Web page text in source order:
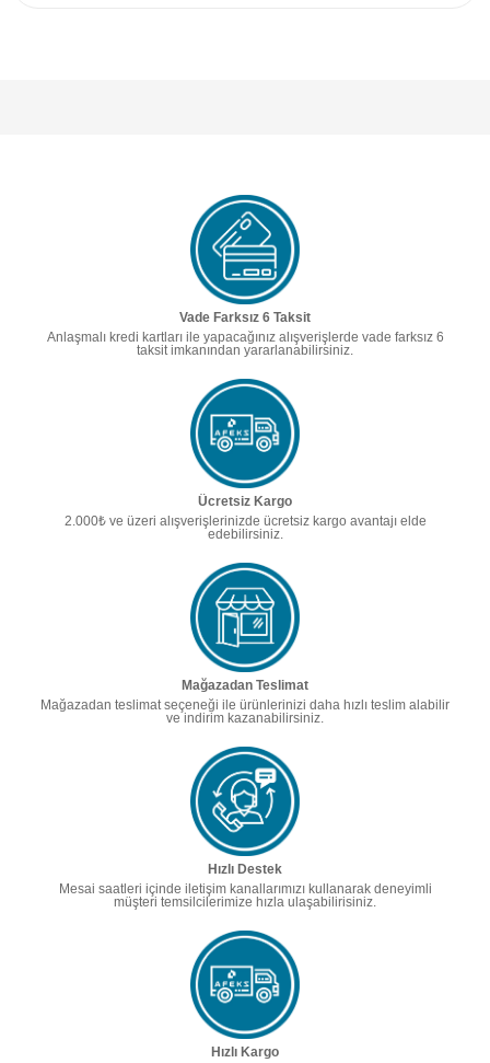
Vade Farksız 6 Taksit
Anlaşmalı kredi kartları ile yapacağınız alışverişlerde vade farksız 6
taksit imkanından yararlanabilirsiniz.
Ücretsiz Kargo
2.000₺ ve üzeri alışverişlerinizde ücretsiz kargo avantajı elde
edebilirsiniz.
Mağazadan Teslimat
Mağazadan teslimat seçeneği ile ürünlerinizi daha hızlı teslim alabilir
ve indirim kazanabilirsiniz.
Hızlı Destek
Mesai saatleri içinde iletişim kanallarımızı kullanarak deneyimli
müşteri temsilcilerimize hızla ulaşabilirisiniz.
Hızlı Kargo